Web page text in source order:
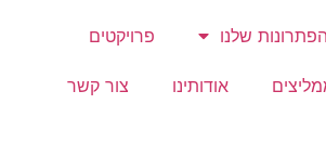
הפתרונות שלנו פרויקטים
אודותינו צור קשר